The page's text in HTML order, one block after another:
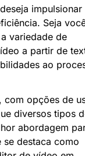
impulsionar
Seja
variedade de
a partir de
ao
com opções de
diversos tipos
abordagem
se destaca como